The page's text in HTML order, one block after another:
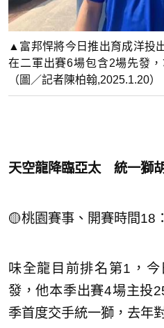
▲富邦悍將今日推出育成洋投
在二軍出賽6場包含2場先發
（圖／記者陳柏翰,2025.1.20）
天空龍降臨亞太 統一獅
🟡桃園賽事、開賽時間18
味全龍目前排名第1，
發，他本季出賽4場主投
季首度交手統一獅，去年